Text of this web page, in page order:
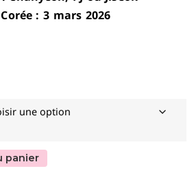
: 3 mars 2026
panier